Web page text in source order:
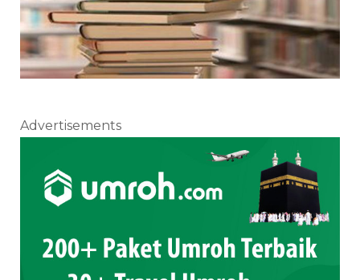
Advertisements